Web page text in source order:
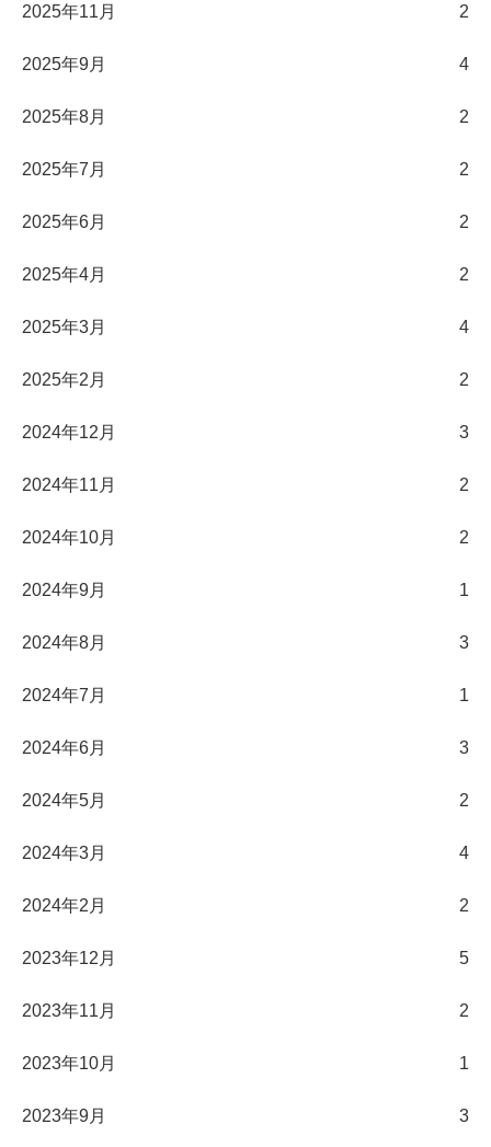
2025年11月 2
2025年9月 4
2025年8月 2
2025年7月 2
2025年6月 2
2025年4月 2
2025年3月 4
2025年2月 2
2024年12月 3
2024年11月 2
2024年10月 2
2024年9月 1
2024年8月 3
2024年7月 1
2024年6月 3
2024年5月 2
2024年3月 4
2024年2月 2
2023年12月 5
2023年11月 2
2023年10月 1
2023年9月 3